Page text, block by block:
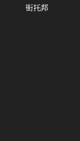
街托邦